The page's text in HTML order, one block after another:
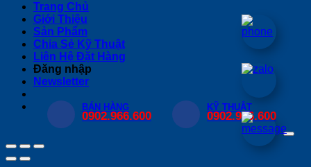
Trang Chủ
Giới Thiệu
Sản Phẩm
Chia Sẻ Kỹ Thuật
Liên Hệ Đặt Hàng
Đăng nhập
Newsletter
BÁN HÀNG
0902.966.600
KỸ THUẬT
0902.966.600